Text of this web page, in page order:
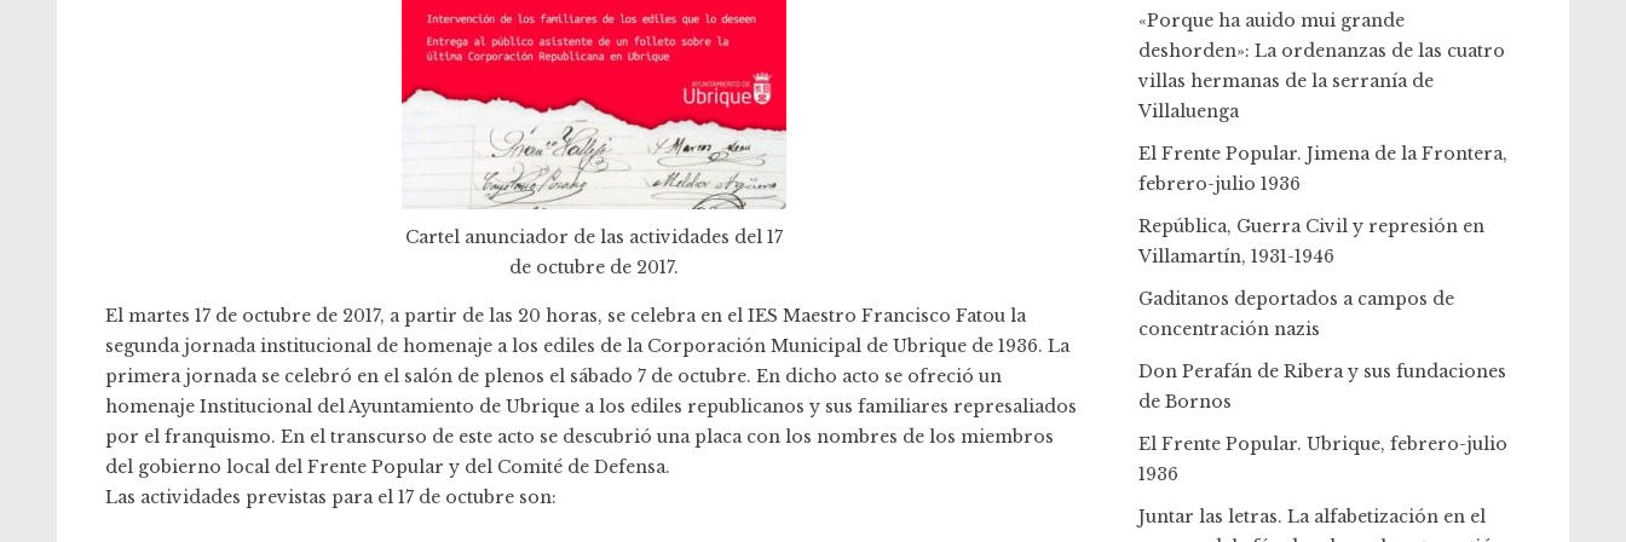
Cartel anunciador de las actividades del 17
de octubre de 2017.
El martes 17 de octubre de 2017, a partir de las 20 horas, se celebra en el IES Maestro Francisco Fatou la
segunda jornada institucional de homenaje a los ediles de la Corporación Municipal de Ubrique de 1936. La
primera jornada se celebró en el salón de plenos el sábado 7 de octubre. En dicho acto se ofreció un
homenaje Institucional del Ayuntamiento de Ubrique a los ediles republicanos y sus familiares represaliados
por el franquismo. En el transcurso de este acto se descubrió una placa con los nombres de los miembros
del gobierno local del Frente Popular y del Comité de Defensa.
Las actividades previstas para el 17 de octubre son:
«Porque ha auido mui grande
deshorden»: La ordenanzas de las cuatro
villas hermanas de la serranía de
Villaluenga
El Frente Popular. Jimena de la Frontera,
febrero-julio 1936
República, Guerra Civil y represión en
Villamartín, 1931-1946
Gaditanos deportados a campos de
concentración nazis
Don Perafán de Ribera y sus fundaciones
de Bornos
El Frente Popular. Ubrique, febrero-julio
1936
Juntar las letras. La alfabetización en el